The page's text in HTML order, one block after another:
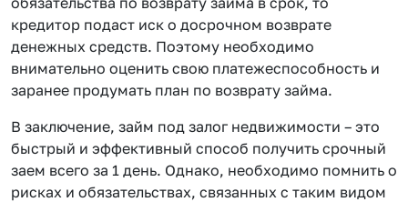
кредитор подаст иск о досрочном возврате
денежных средств. Поэтому необходимо
внимательно оценить свою платежеспособность и
заранее продумать план по возврату займа.
В заключение, займ под залог недвижимости – это
быстрый и эффективный способ получить срочный
заем всего за 1 день. Однако, необходимо помнить о
рисках и обязательствах, связанных с таким видом